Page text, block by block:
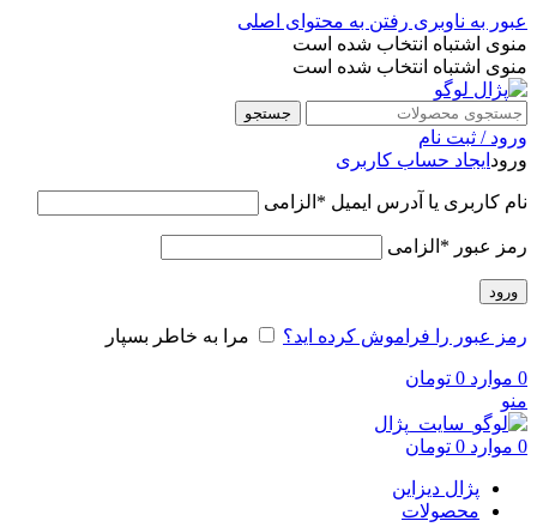
عبور به ناوبری رفتن به محتوای اصلی
منوی اشتباه انتخاب شده است
منوی اشتباه انتخاب شده است
جستجو
ورود / ثبت نام
ورود ایجاد حساب کاربری
نام کاربری یا آدرس ایمیل * الزامی
رمز عبور * الزامی
ورود
رمز عبور را فراموش کرده اید؟ مرا به خاطر بسپار
0 موارد 0 تومان
منو
0 موارد 0 تومان
پژال دیزاین
محصولات